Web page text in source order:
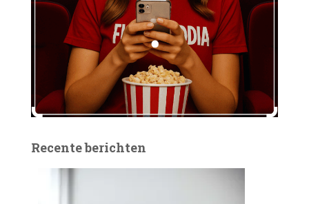
Recente berichten